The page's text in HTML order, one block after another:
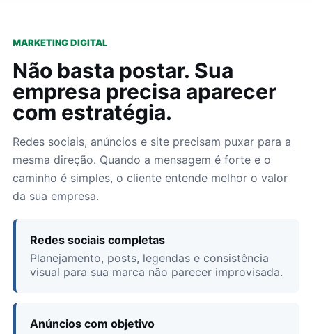
MARKETING DIGITAL
Não basta postar. Sua
empresa precisa aparecer
com estratégia.
Redes sociais, anúncios e site precisam puxar para a
mesma direção. Quando a mensagem é forte e o
caminho é simples, o cliente entende melhor o valor
da sua empresa.
Redes sociais completas
Planejamento, posts, legendas e consistência
visual para sua marca não parecer improvisada.
Anúncios com objetivo